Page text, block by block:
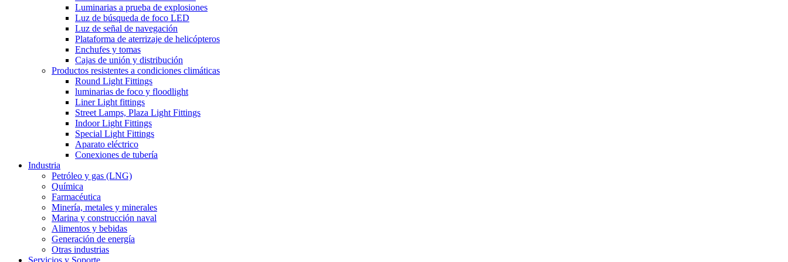
Luminarias a prueba de explosiones
Luz de búsqueda de foco LED
Luz de señal de navegación
Plataforma de aterrizaje de helicópteros
Enchufes y tomas
Cajas de unión y distribución
Productos resistentes a condiciones climáticas
Round Light Fittings
luminarias de foco y floodlight
Liner Light fittings
Street Lamps, Plaza Light Fittings
Indoor Light Fittings
Special Light Fittings
Aparato eléctrico
Conexiones de tubería
Industria
Petróleo y gas (LNG)
Química
Farmacéutica
Minería, metales y minerales
Marina y construcción naval
Alimentos y bebidas
Generación de energía
Otras industrias
Servicios y Soporte